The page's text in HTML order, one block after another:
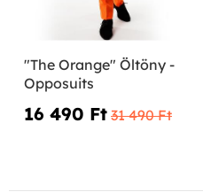
"The Orange" Öltöny -
Opposuits
16 490 Ft‎ 31 490 Ft‎